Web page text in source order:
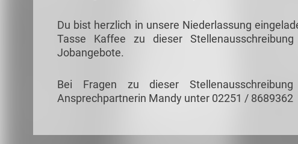
Du bist herzlich in unsere Niederlassung
Tasse Kaffee zu dieser
Jobangebote.
Bei Fragen zu dieser
Ansprechpartnerin Mandy unter 02251 / 8689362